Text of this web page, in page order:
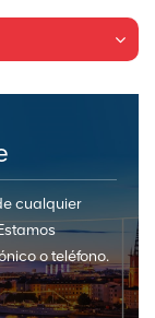
cualquier
o teléfono.